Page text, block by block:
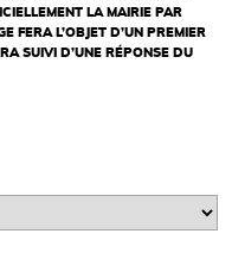
LA MAIRIE PAR
FERA L’OBJET D’UN PREMIER
SUIVI D’UNE RÉPONSE DU